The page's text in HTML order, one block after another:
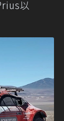
以